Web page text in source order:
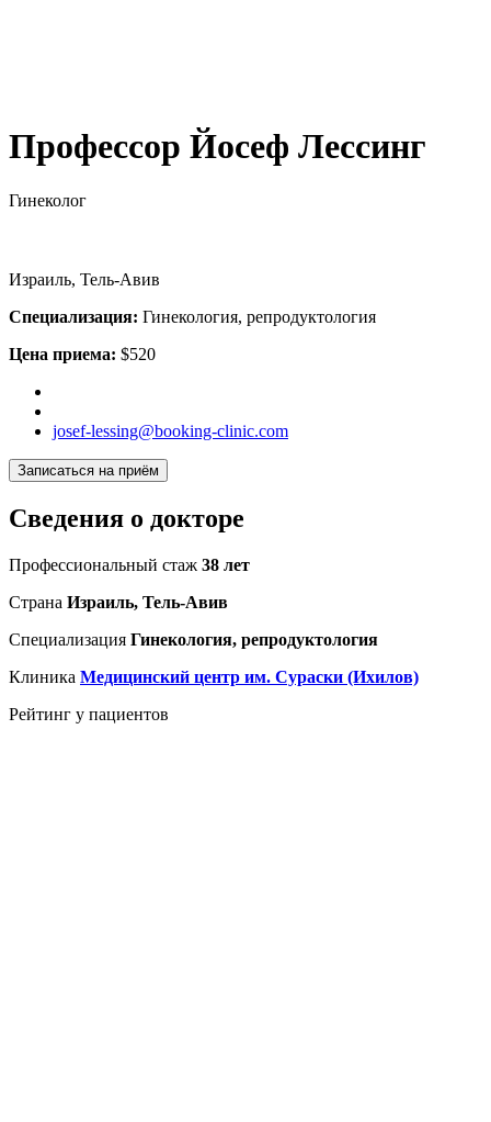
Профессор Йосеф Лессинг
Гинеколог
Израиль, Тель-Авив
Специализация: Гинекология, репродуктология
Цена приема: $520
josef-lessing@booking-clinic.com
Записаться на приём
Сведения о докторе
Профессиональный стаж 38 лет
Страна Израиль, Тель-Авив
Специализация Гинекология, репродуктология
Клиника Медицинский центр им. Сураски (Ихилов)
Рейтинг у пациентов